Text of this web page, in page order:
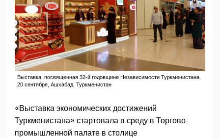
Выставка, посвященная 32-й годовщине Независимости Туркменистана,
20 сентября, Ашхабад, Туркменистан
«Выставка экономических достижений
Туркменистана» стартовала в среду в Торгово-
промышленной палате в столице